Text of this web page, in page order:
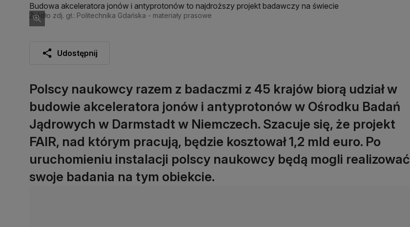
Budowa akceleratora jonów i antyprotonów to najdroższy projekt badawczy na świecie
Źródło zdj. gł.: Politechnika Gdańska - materiały prasowe
Udostępnij
Polscy naukowcy razem z badaczmi z 45 krajów biorą udział w
budowie akceleratora jonów i antyprotonów w Ośrodku Badań
Jądrowych w Darmstadt w Niemczech. Szacuje się, że projekt
FAIR, nad którym pracują, będzie kosztował 1,2 mld euro. Po
uruchomieniu instalacji polscy naukowcy będą mogli realizować
swoje badania na tym obiekcie.